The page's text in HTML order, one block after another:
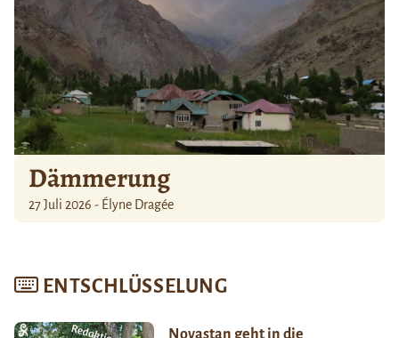
Dämmerung
27 Juli 2026 - Élyne Dragée
ENTSCHLÜSSELUNG
Novastan geht in die